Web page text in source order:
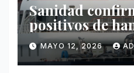
Sanidad
positivos de
vinculados al
Hondius
MAYO 12, 2026